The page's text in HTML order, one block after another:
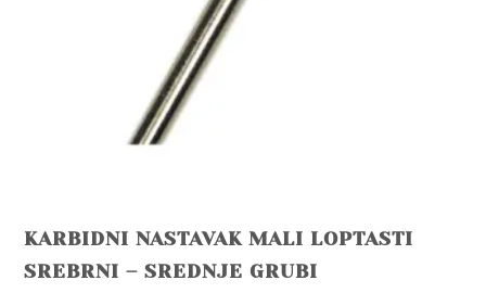
KARBIDNI NASTAVAK MALI LOPTASTI
SREBRNI – SREDNJE GRUBI